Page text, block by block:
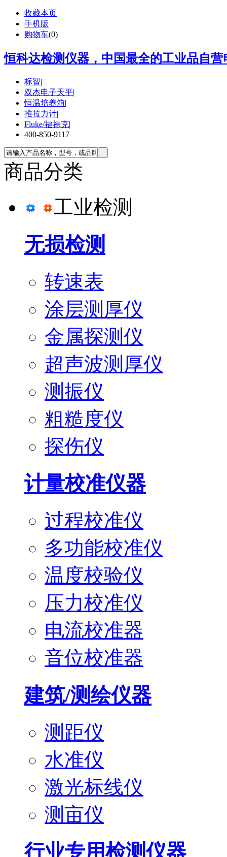
收藏本页
手机版
购物车(0)
恒科达检测仪器，中国最全的工业品自
标智|
双杰电子天平|
恒温培养箱|
推拉力计|
Fluke/福禄克|
400-850-9117
商品分类
工业检测
无损检测
转速表
涂层测厚仪
金属探测仪
超声波测厚仪
测振仪
粗糙度仪
探伤仪
计量校准仪器
过程校准仪
多功能校准仪
温度校验仪
压力校准仪
电流校准器
音位校准器
建筑/测绘仪器
测距仪
水准仪
激光标线仪
测亩仪
行业专用检测仪器